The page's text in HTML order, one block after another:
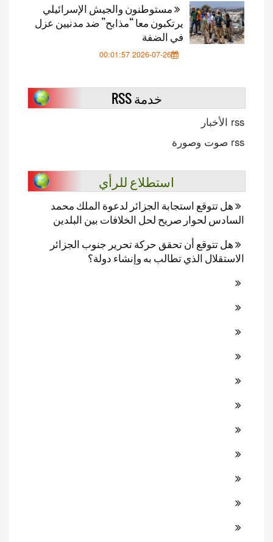
مستوطنون والجيش الإسرائيلي
يرتكبون معا “مذابح” ضد مدنيين عزل
في الضفة
2026-07-26 00:01:57
خدمة RSS
rss الأخبار
rss صوت وصورة
استطلاع للرأي
هل تتوقع استجابة الجزائر لدعوة الملك محمد
السادس لحوار صريح لحل الخلافات بين البلدين
هل تتوقع أن تحقق حركة تحرير جنوب الجزائر
الاستقلال الذي تطالب به وإنشاء دولة؟